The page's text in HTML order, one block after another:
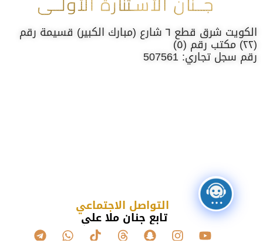
الكويت شرق قطع ٦ شارع (مبارك الكبير) قسيمة رقم
(٢٢) مكتب رقم (٥)
رقم سجل تجاري: 507561
التواصل الاجتماعي
تابع جنان ملا علي